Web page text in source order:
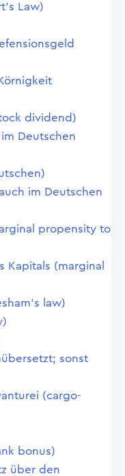
Law)
dividend)
Deutschen
im Deutschen
propensity to
Kapitals (marginal
law)
sonst
(cargo-
bonus)
über den